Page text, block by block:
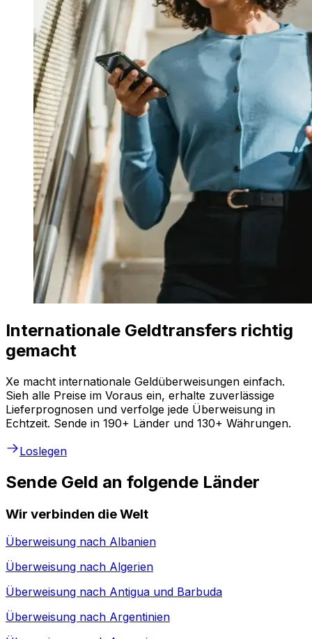
Internationale Geldtransfers richtig
gemacht
Xe macht internationale Geldüberweisungen einfach.
Sieh alle Preise im Voraus ein, erhalte zuverlässige
Lieferprognosen und verfolge jede Überweisung in
Echtzeit. Sende in 190+ Länder und 130+ Währungen.
Loslegen
Sende Geld an folgende Länder
Wir verbinden die Welt
Überweisung nach Albanien
Überweisung nach Algerien
Überweisung nach Antigua und Barbuda
Überweisung nach Argentinien